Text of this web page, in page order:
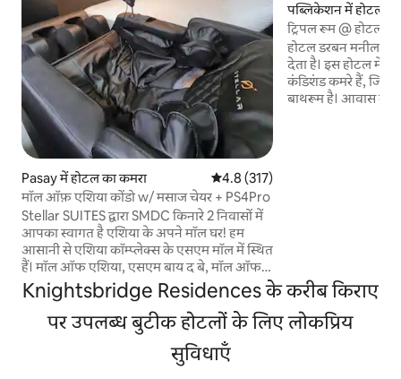
Pasay में होटल का कमरा औसत रेटिंग 5 में से 4.8, 317 समीक्षाएँ
4.8 (317)
मॉल ऑफ़ एशिया कोंडो w/ मसाज चेयर + PS4Pro
Stellar SUITES द्वारा SMDC किनारे 2 निवासों में
आपका स्वागत है एशिया के अपने मॉल घर! हम
आसानी से एशिया कॉम्प्लेक्स के एसएम मॉल में स्थित
हैं। मॉल ऑफ एशिया, एसएम बाय द बे, मॉल ऑफ
एशिया एरिना और भोजन, खरीदारी और मनोरंजन
केंद्रों की एक विस्तृत श्रृंखला से कुछ पैदल दूरी पर।
NAIAX के माध्यम से अंतर्राष्ट्रीय हवाई अड्डों के लिए
भी सुलभ इन सभी रोमांचक गतिविधियों का आनंद
लें, और तारकीय सुइट्स के लिए घर आओ! आराम से
रहें क्योंकि हम आपको अपने लक्जरी तारकीय
पब्लिकेशन में होटल
ट्रिपल रूम @ होटल
होटल डरबन मनीला में
देता है। इस होटल में
कंडिशंड कमरे हैं,
बाथरूम है। आवास
Knightsbridge Residences के करीब किराए
पर उपलब्ध बुटीक होटलों के लिए लोकप्रिय
सुविधाएँ